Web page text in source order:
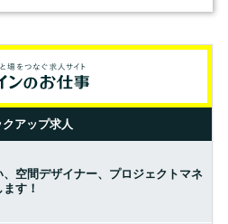
クアップ求人
空間デザイナー、プロジェクトマネ
す！